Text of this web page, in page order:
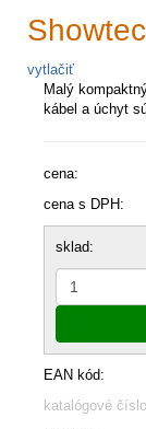
vytlačiť
Malý
kábel a úchyt
cena:
cena s DPH:
sklad:
EAN kód:
katalógové